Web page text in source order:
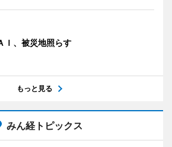
Ｉ、被災地照らす
もっと見る
みん経トピックス